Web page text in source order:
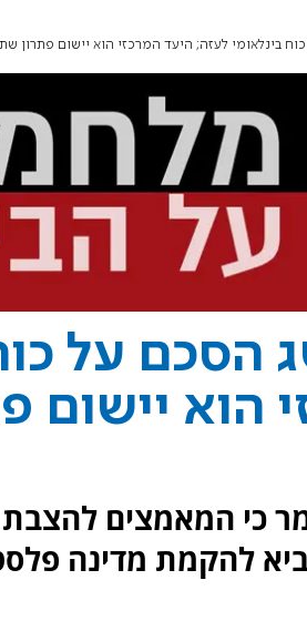
בינלאומי לעזה; היעד המרכזי הוא יישום פתרון
הסכם על
הוא יישום
כי המאמצים להצבת
להקמת מדינה